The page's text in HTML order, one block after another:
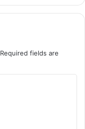
Required fields are